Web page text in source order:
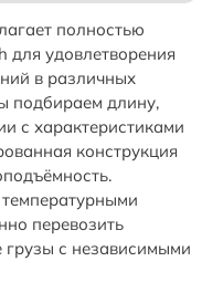
полностью
для удовлетворения
в различных
подбираем длину,
с характеристиками
конструкция
перевозить
грузы с независимыми